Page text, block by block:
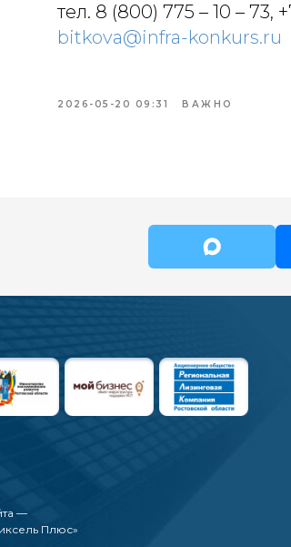
тел. 8 (800) 775 – 10 – 73,
bitkova@infra-konkurs.ru
2026-05-20 09:31 ВАЖНО
—
Плюс»